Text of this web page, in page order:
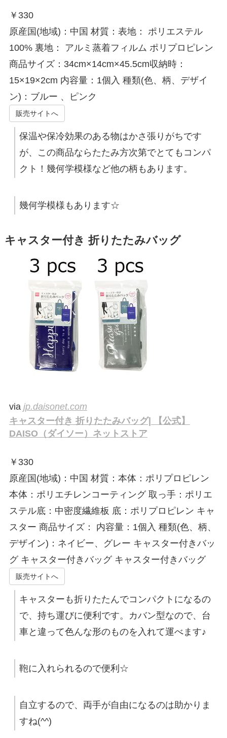
￥ 330
原産国(地域)：中国 材質：表地： ポリエステル
100% 裏地： アルミ蒸着フィルム ポリプロピレン
商品サイズ：34cm×14cm×45.5cm収納時：
15×19×2cm 内容量：1個入 種類(色、柄、デザイ
ン)：ブルー 、ピンク
販売サイトへ
保温や保冷効果のある物はかさ張りがちです
が、この商品ならたたみ方次第でとてもコンパ
クト！幾何学模様など他の柄もあります。
幾何学模様もあります☆
キャスター付き 折りたたみバッグ
via jp.daisonet.com
キャスター付き 折りたたみバッグ| 【公式】
DAISO（ダイソー）ネットストア
￥ 330
原産国(地域)：中国 材質：本体：ポリプロピレン
本体：ポリエチレンコーティング 取っ手：ポリエ
ステル底：中密度繊維板 底：ポリプロピレン キャ
スター 商品サイズ： 内容量：1個入 種類(色、柄、
デザイン)：ネイビー、グレー キャスター付きバッ
グ キャスター付きバッグ キャスター付きバッグ
販売サイトへ
キャスターも折りたたんでコンパクトになるの
で、持ち運びに便利です。カバン型なので、台
車と違って色んな形のものを入れて運べます♪
鞄に入れられるので便利☆
自立するので、両手が自由になるのは助かりま
すね(^^)